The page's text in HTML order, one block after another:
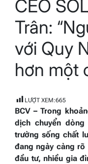
time
CEO
Trân:
với Quy
hơn một
LƯỢT XEM:665
BCV – Trong
dịch chuyển
trường sống chất
đang ngày càng
đầu tư, nhiều gia